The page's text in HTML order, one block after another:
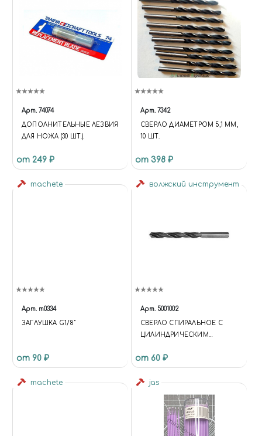
Арт. 74074
ДОПОЛНИТЕЛЬНЫЕ ЛЕЗВИЯ
ДЛЯ НОЖА (30 ШТ.).
от 249 ₽
Арт. 7342
СВЕРЛО ДИАМЕТРОМ 5,1 ММ,
10 ШТ.
от 398 ₽
machete
Арт. m0334
ЗАГЛУШКА G1/8"
от 90 ₽
волжский инструмент
Арт. 5001002
СВЕРЛО СПИРАЛЬНОЕ С
ЦИЛИНДРИЧЕСКИМ
от 60 ₽
machete jas